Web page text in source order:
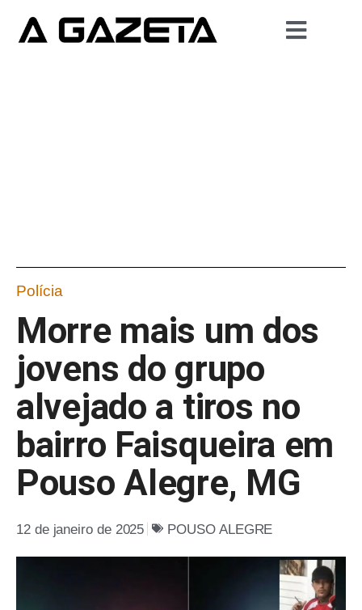
Polícia
Morre mais um dos
jovens do grupo
alvejado a tiros no
bairro Faisqueira em
Pouso Alegre, MG
12 de janeiro de 2025 POUSO ALEGRE